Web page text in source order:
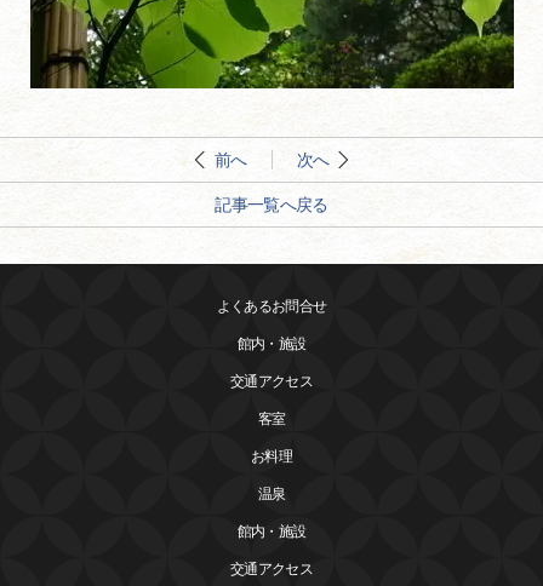
前へ 次へ
記事一覧へ戻る
よくあるお問合せ
館内・施設
交通アクセス
客室
お料理
温泉
館内・施設
交通アクセス